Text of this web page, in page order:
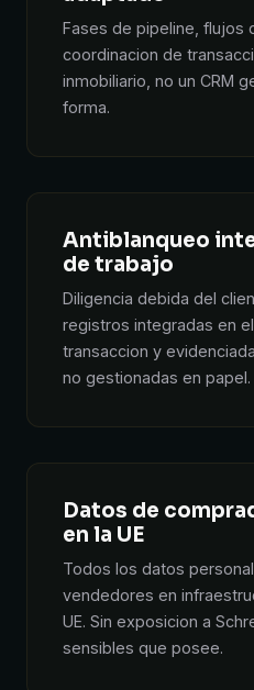
Fases de pipeline, flujos
coordinacion de
inmobiliario, no un CRM
forma.
Antiblanqueo
de trabajo
Diligencia debida del
registros integradas en
transaccion y
no gestionadas en papel.
Datos de
en la UE
Todos los datos
vendedores en
UE. Sin exposicion a
sensibles que posee.